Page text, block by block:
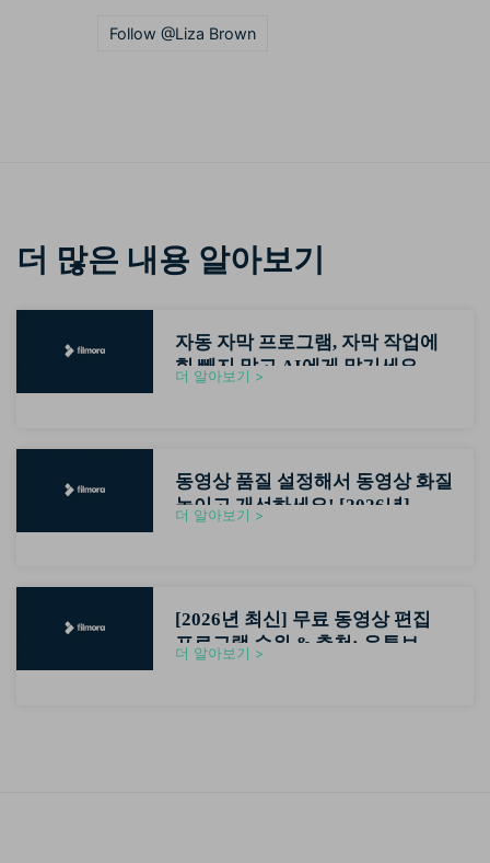
Follow @Liza Brown
더 많은 내용 알아보기
자동 자막 프로그램, 자막 작업에
힘 빼지 말고 AI에게 맡기세요
(2026최신)
더 알아보기 >
동영상 품질 설정해서 동영상 화질
높이고 개선하세요! [2026년]
더 알아보기 >
[2026년 최신] 무료 동영상 편집
프로그램 순위 & 추천: 유튜브 초
더 알아보기 >